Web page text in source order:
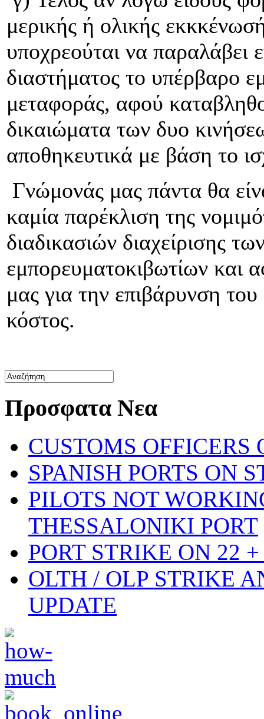
μερικής ή ολικής
υποχρεούται να παραλάβει
διαστήματος το υπέρβαρο
μεταφοράς, αφού
δικαιώματα των δυο
αποθηκευτικά με βάση το
Γνώμονάς μας πάντα θα
καμία παρέκλιση της
διαδικασιών διαχείρισης
εμπορευματοκιβωτίων και
μας για την επιβάρυνση
κόστος.
Προσφατα Νεα
CUSTOMS OFFICERS
SPANISH PORTS ON
PILOTS NOT
THESSALONIKI PORT
PORT STRIKE ON 22
OLTH / OLP STRIKE
UPDATE